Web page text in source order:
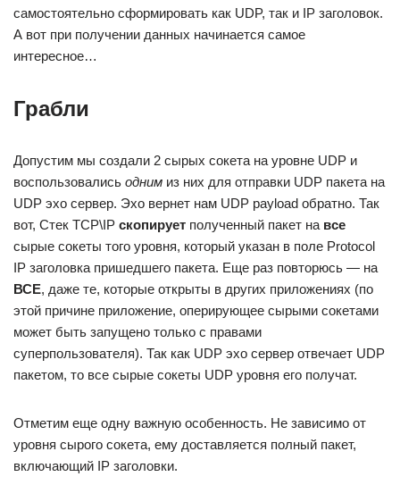
самостоятельно сформировать как UDP, так и IP заголовок.
А вот при получении данных начинается самое
интересное…
Грабли
Допустим мы создали 2 сырых сокета на уровне UDP и
воспользовались одним из них для отправки UDP пакета на
UDP эхо сервер. Эхо вернет нам UDP payload обратно. Так
вот, Стек TCP\IP скопирует полученный пакет на все
сырые сокеты того уровня, который указан в поле Protocol
IP заголовка пришедшего пакета. Еще раз повторюсь — на
ВСЕ, даже те, которые открыты в других приложениях (по
этой причине приложение, оперирующее сырыми сокетами
может быть запущено только с правами
суперпользователя). Так как UDP эхо сервер отвечает UDP
пакетом, то все сырые сокеты UDP уровня его получат.
Отметим еще одну важную особенность. Не зависимо от
уровня сырого сокета, ему доставляется полный пакет,
включающий IP заголовки.